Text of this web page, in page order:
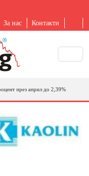
За нас Контакти
през април до 2,39%